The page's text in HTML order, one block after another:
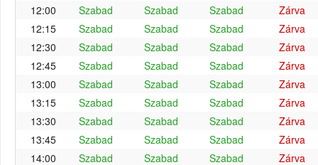
12:00
Szabad Szabad Szabad
Zárva
12:15
Szabad Szabad Szabad
Zárva
12:30
Szabad Szabad Szabad
Zárva
12:45
Szabad Szabad Szabad
Zárva
13:00
Szabad Szabad Szabad
Zárva
13:15
Szabad Szabad Szabad
Zárva
13:30
Szabad Szabad Szabad
Zárva
13:45
Szabad Szabad Szabad
Zárva
14:00
Szabad Szabad Szabad
Zárva